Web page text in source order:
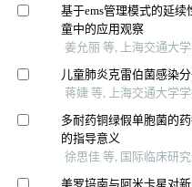
基于ems管理模式的延
童中的应用观察
姜允丽 等, 上海交通大
儿童肺炎克雷伯菌感染
蒋婕 等, 上海交通大学
多耐药铜绿假单胞菌的
的指导意义
徐思佳 等, 国际临床研
美罗培南与阿米卡星对